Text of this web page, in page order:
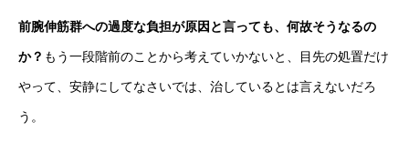
前腕伸筋群への過度な負担が原因と言っても、何故そうなるの
か？ もう一段階前のことから考えていかないと、目先の処置だけ
やって、安静にしてなさいでは、治しているとは言えないだろ
う。